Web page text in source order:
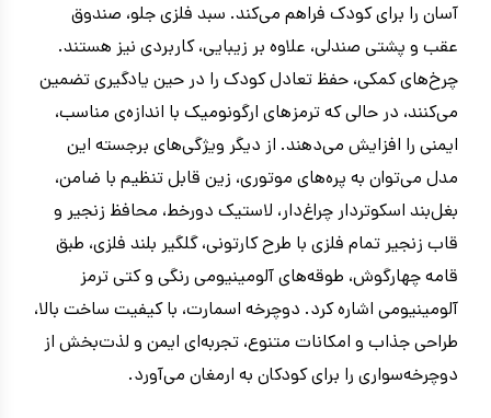
آسان را برای کودک فراهم می‌کند. سبد فلزی جلو، صندوق
عقب و پشتی صندلی، علاوه بر زیبایی، کاربردی نیز هستند.
چرخ‌های کمکی، حفظ تعادل کودک را در حین یادگیری تضمین
می‌کنند، در حالی که ترمزهای ارگونومیک با اندازه‌ی مناسب،
ایمنی را افزایش می‌دهند. از دیگر ویژگی‌های برجسته این
مدل می‌توان به پره‌های موتوری، زین قابل تنظیم با ضامن،
بغل‌بند اسکوتردار چراغ‌دار، لاستیک دورخط، محافظ زنجیر و
قاب زنجیر تمام فلزی با طرح کارتونی، گلگیر بلند فلزی، طبق
قامه چهارگوش، طوقه‌های آلومینیومی رنگی و کتی ترمز
آلومینیومی اشاره کرد. دوچرخه اسمارت، با کیفیت ساخت بالا،
طراحی جذاب و امکانات متنوع، تجربه‌ای ایمن و لذت‌بخش از
دوچرخه‌سواری را برای کودکان به ارمغان می‌آورد.